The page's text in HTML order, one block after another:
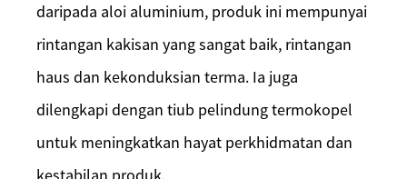
daripada aloi aluminium, produk ini mempunyai
rintangan kakisan yang sangat baik, rintangan
haus dan kekonduksian terma. Ia juga
dilengkapi dengan tiub pelindung termokopel
untuk meningkatkan hayat perkhidmatan dan